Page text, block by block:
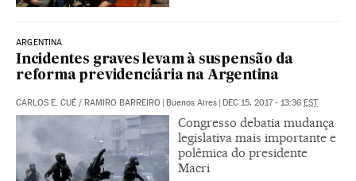
ARGENTINA
Incidentes graves levam à suspensão da
reforma previdenciária na Argentina
CARLOS E. CUÉ / RAMIRO BARREIRO | Buenos Aires | DEC 15, 2017 - 13:36 EST
Congresso debatia mudança
legislativa mais importante e
polêmica do presidente
Macri